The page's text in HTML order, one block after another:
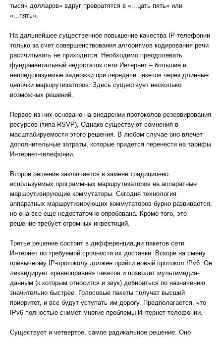
тысяч долларов» вдруг превратятся в «...цать пять» или
«...пять».
На дальнейшее существенное повышение качества IP-телефонии
только за счет совершенствования алгоритмов кодирования речи
рассчитывать не приходится. Необходимо преодолевать
фундаментальный недостаток сети Интернет – большие и
непредсказуемые задержки при передаче пакетов через длинные
цепочки маршрутизаторов. Здесь существует несколько
возможных решений.
Первое из них основано на внедрении протоколов резервирования
ресурсов (типа RSVP), Однако существуют сомнения в
масштабируемости этого решения. В любом случае оно влечет
дополнительные затраты, которые придется перенести на тарифы
Интернет-телефонии.
Второе решение заключается в замене традиционно
используемых программных маршрутизаторов на аппаратные
маршрутизирующие коммутаторы. Сегодня технология
аппаратных маршрутизирующих коммутаторов бурно развивается,
но она все еще недостаточно опробована. Кроме того, это
решение требует огромных инвестиций.
Третье решение состоит в дифференциации пакетов сети
Интернет по требуемой срочности их доставки. Вскоре на смену
привычному IP-протоколу должен прийти новый протокол IPv6. Он
ликвидирует «равноправие» пакетов и позволит мультимедиа-
данным (к которым относится и звук) добираться по назначению
значительно быстрее. Голосовые пакеты получат высший
приоритет, и все будут уступать им дорогу. Предполагается, что
IPv6 полностью снимет многие проблемы Интернет-телефонии.
Существует и четвертое, самое радикальное решение. Оно